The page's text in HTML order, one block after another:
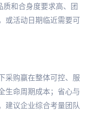
和合身度要求高、团
或活动日期临近需要可
采购赢在整体可控、服
生命周期成本；省心与
建议企业综合考量团队